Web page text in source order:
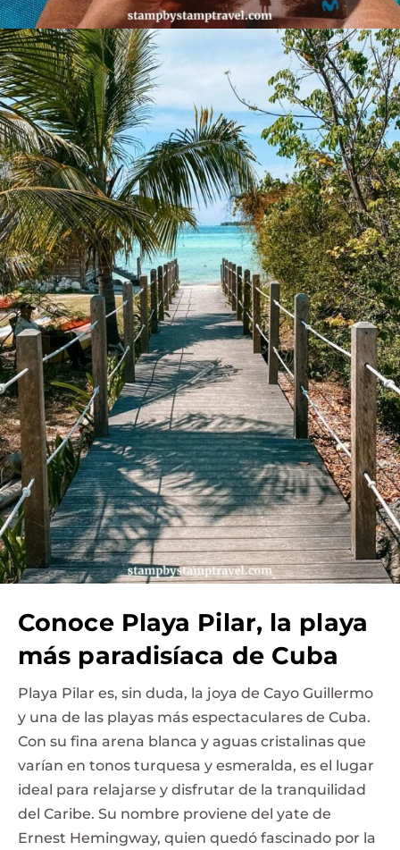
Conoce Playa Pilar, la playa
más paradisíaca de Cuba
Playa Pilar es, sin duda, la joya de Cayo Guillermo
y una de las playas más espectaculares de Cuba.
Con su fina arena blanca y aguas cristalinas que
varían en tonos turquesa y esmeralda, es el lugar
ideal para relajarse y disfrutar de la tranquilidad
del Caribe. Su nombre proviene del yate de
Ernest Hemingway, quien quedó fascinado por la